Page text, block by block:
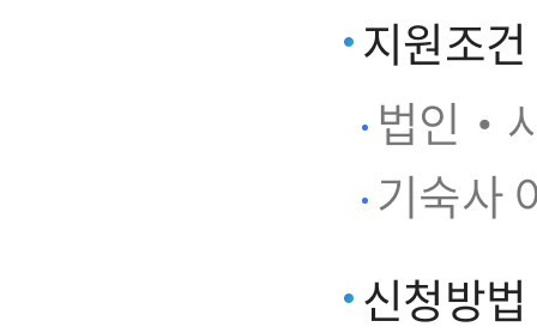
지원조건
법인‧
기숙사
신청방법